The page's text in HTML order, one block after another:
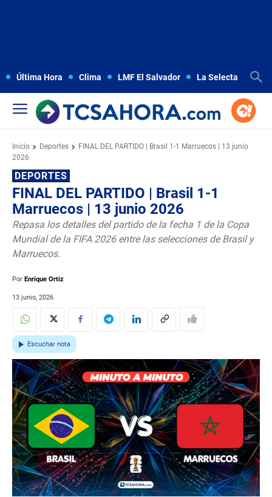
Última Hora Clima LMF El Salvador La Selecta
Inicio Deportes
FINAL DEL PARTIDO | Brasil 1-1 Marruecos | 13 junio
2026
DEPORTES
FINAL DEL PARTIDO | Brasil 1-1
Marruecos | 13 junio 2026
Repasa los detalles del partido de la fecha 1 de la Copa
Mundial de la FIFA 2026 entre las selecciones de Brasil y
Marruecos.
Por Enrique Ortiz
13 junio, 2026
Escuchar nota